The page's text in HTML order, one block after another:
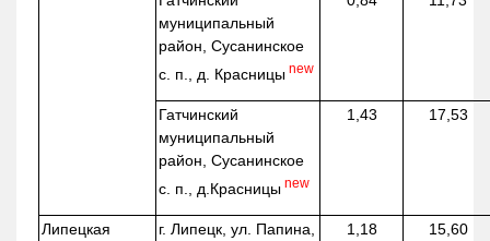
муниципальный
район, Сусанинское
с. п., д. Красницы new
Гатчинский
муниципальный
район, Сусанинское
с. п.,д.Красницы new
1,43 17,53
Липецкая
г. Липецк, ул. Папина,
1,18 15,60